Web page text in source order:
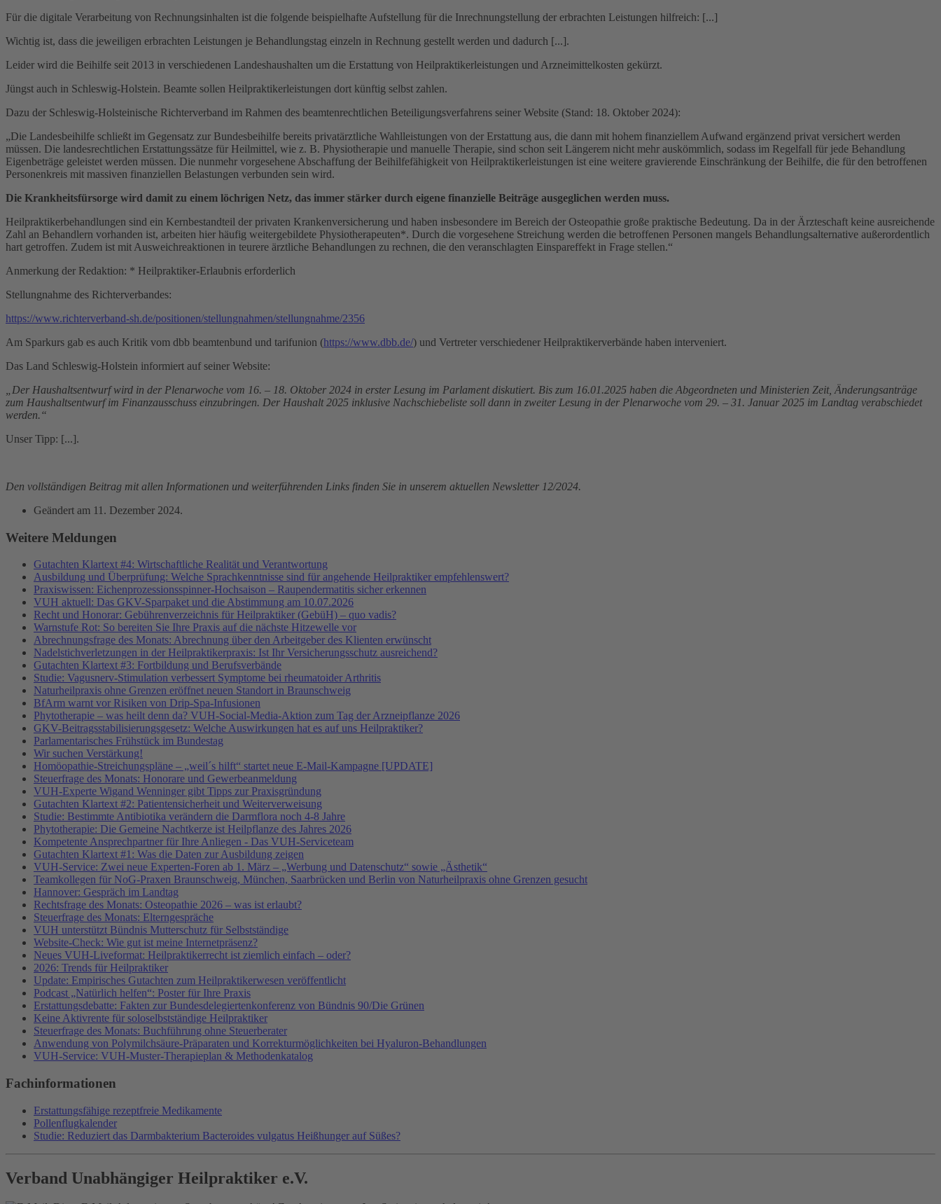
Für die digitale Verarbeitung von Rechnungsinhalten ist die folgende beispielhafte Aufstellung für die Inrechnungstellung der erbrachten Leistungen hilfreich: [...]
Wichtig ist, dass die jeweiligen erbrachten Leistungen je Behandlungstag einzeln in Rechnung gestellt werden und dadurch [...].
Leider wird die Beihilfe seit 2013 in verschiedenen Landeshaushalten um die Erstattung von Heilpraktikerleistungen und Arzneimittelkosten gekürzt.
Jüngst auch in Schleswig-Holstein. Beamte sollen Heilpraktikerleistungen dort künftig selbst zahlen.
Dazu der Schleswig-Holsteinische Richterverband im Rahmen des beamtenrechtlichen Beteiligungsverfahrens seiner Website (Stand: 18. Oktober 2024):
„Die Landesbeihilfe schließt im Gegensatz zur Bundesbeihilfe bereits privatärztliche Wahlleistungen von der Erstattung aus, die dann mit hohem finanziellem Aufwand ergänzend privat versichert werden
müssen. Die landesrechtlichen Erstattungssätze für Heilmittel, wie z. B. Physiotherapie und manuelle Therapie, sind schon seit Längerem nicht mehr auskömmlich, sodass im Regelfall für jede Behandlung
Eigenbeträge geleistet werden müssen. Die nunmehr vorgesehene Abschaffung der Beihilfefähigkeit von Heilpraktikerleistungen ist eine weitere gravierende Einschränkung der Beihilfe, die für den betroffenen
Personenkreis mit massiven finanziellen Belastungen verbunden sein wird.
Die Krankheitsfürsorge wird damit zu einem löchrigen Netz, das immer stärker durch eigene finanzielle Beiträge ausgeglichen werden muss.
Heilpraktikerbehandlungen sind ein Kernbestandteil der privaten Krankenversicherung und haben insbesondere im Bereich der Osteopathie große praktische Bedeutung. Da in der Ärzteschaft keine ausreichende
Zahl an Behandlern vorhanden ist, arbeiten hier häufig weitergebildete Physiotherapeuten*. Durch die vorgesehene Streichung werden die betroffenen Personen mangels Behandlungsalternative außerordentlich
hart getroffen. Zudem ist mit Ausweichreaktionen in teurere ärztliche Behandlungen zu rechnen, die den veranschlagten Einspareffekt in Frage stellen.“
Anmerkung der Redaktion: * Heilpraktiker-Erlaubnis erforderlich
Stellungnahme des Richterverbandes:
https://www.richterverband-sh.de/positionen/stellungnahmen/stellungnahme/2356
Am Sparkurs gab es auch Kritik vom dbb beamtenbund und tarifunion (https://www.dbb.de/) und Vertreter verschiedener Heilpraktikerverbände haben interveniert.
Das Land Schleswig-Holstein informiert auf seiner Website:
„Der Haushaltsentwurf wird in der Plenarwoche vom 16. – 18. Oktober 2024 in erster Lesung im Parlament diskutiert. Bis zum 16.01.2025 haben die Abgeordneten und Ministerien Zeit, Änderungsanträge
zum Haushaltsentwurf im Finanzausschuss einzubringen. Der Haushalt 2025 inklusive Nachschiebeliste soll dann in zweiter Lesung in der Plenarwoche vom 29. – 31. Januar 2025 im Landtag verabschiedet
werden.“
Unser Tipp: [...].
Den vollständigen Beitrag mit allen Informationen und weiterführenden Links finden Sie in unserem aktuellen Newsletter 12/2024.
Geändert am 11. Dezember 2024.
Weitere Meldungen
Gutachten Klartext #4: Wirtschaftliche Realität und Verantwortung
Ausbildung und Überprüfung: Welche Sprachkenntnisse sind für angehende Heilpraktiker empfehlenswert?
Praxiswissen: Eichenprozessionsspinner-Hochsaison – Raupendermatitis sicher erkennen
VUH aktuell: Das GKV-Sparpaket und die Abstimmung am 10.07.2026
Recht und Honorar: Gebührenverzeichnis für Heilpraktiker (GebüH) – quo vadis?
Warnstufe Rot: So bereiten Sie Ihre Praxis auf die nächste Hitzewelle vor
Abrechnungsfrage des Monats: Abrechnung über den Arbeitgeber des Klienten erwünscht
Nadelstichverletzungen in der Heilpraktikerpraxis: Ist Ihr Versicherungsschutz ausreichend?
Gutachten Klartext #3: Fortbildung und Berufsverbände
Studie: Vagusnerv-Stimulation verbessert Symptome bei rheumatoider Arthritis
Naturheilpraxis ohne Grenzen eröffnet neuen Standort in Braunschweig
BfArm warnt vor Risiken von Drip-Spa-Infusionen
Phytotherapie – was heilt denn da? VUH-Social-Media-Aktion zum Tag der Arzneipflanze 2026
GKV-Beitragsstabilisierungsgesetz: Welche Auswirkungen hat es auf uns Heilpraktiker?
Parlamentarisches Frühstück im Bundestag
Wir suchen Verstärkung!
Homöopathie-Streichungspläne – „weil´s hilft“ startet neue E-Mail-Kampagne [UPDATE]
Steuerfrage des Monats: Honorare und Gewerbeanmeldung
VUH-Experte Wigand Wenninger gibt Tipps zur Praxisgründung
Gutachten Klartext #2: Patientensicherheit und Weiterverweisung
Studie: Bestimmte Antibiotika verändern die Darmflora noch 4-8 Jahre
Phytotherapie: Die Gemeine Nachtkerze ist Heilpflanze des Jahres 2026
Kompetente Ansprechpartner für Ihre Anliegen - Das VUH-Serviceteam
Gutachten Klartext #1: Was die Daten zur Ausbildung zeigen
VUH-Service: Zwei neue Experten-Foren ab 1. März – „Werbung und Datenschutz“ sowie „Ästhetik“
Teamkollegen für NoG-Praxen Braunschweig, München, Saarbrücken und Berlin von Naturheilpraxis ohne Grenzen gesucht
Hannover: Gespräch im Landtag
Rechtsfrage des Monats: Osteopathie 2026 – was ist erlaubt?
Steuerfrage des Monats: Elterngespräche
VUH unterstützt Bündnis Mutterschutz für Selbstständige
Website-Check: Wie gut ist meine Internetpräsenz?
Neues VUH-Liveformat: Heilpraktikerrecht ist ziemlich einfach – oder?
2026: Trends für Heilpraktiker
Update: Empirisches Gutachten zum Heilpraktikerwesen veröffentlicht
Podcast „Natürlich helfen“: Poster für Ihre Praxis
Erstattungsdebatte: Fakten zur Bundesdelegiertenkonferenz von Bündnis 90/Die Grünen
Keine Aktivrente für soloselbstständige Heilpraktiker
Steuerfrage des Monats: Buchführung ohne Steuerberater
Anwendung von Polymilchsäure-Präparaten und Korrekturmöglichkeiten bei Hyaluron-Behandlungen
VUH-Service: VUH-Muster-Therapieplan & Methodenkatalog
Fachinformationen
Erstattungsfähige rezeptfreie Medikamente
Pollenflugkalender
Studie: Reduziert das Darmbakterium Bacteroides vulgatus Heißhunger auf Süßes?
Verband Unabhängiger Heilpraktiker e.V.